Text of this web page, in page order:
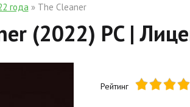
года» The Cleaner
(2022) PC |
Рейтинг